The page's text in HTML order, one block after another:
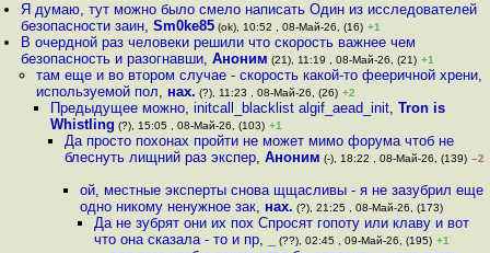
Я думаю, тут можно было смело написать Один из исследователей
безопасности заин,Sm0ke85 (ok), 10:52 , 08-Май-26, (16) +1
В очердной раз человеки решили что скорость важнее чем
безопасность и разогнавши,Аноним (21), 11:19 , 08-Май-26, (21) +1
там еще и во втором случае - скорость какой-то фееричной хрени,
используемой пол, нах. (?), 11:23 , 08-Май-26, (26) +2
Предыдущее можно, initcall_blacklist algif_aead_init, Tron is
Whistling (?), 15:05 , 08-Май-26, (103) +1
Да просто похонах пройти не может мимо форума чтоб не
блеснуть лищний раз экспер,Аноним (-), 18:22 , 08-Май-26, (139) –2
ой, местные эксперты снова щщасливы - я не зазубрил еще
одно никому ненужное зак, нах. (?), 21:25 , 08-Май-26, (173)
Да не зубрят они их пох Спросят гопоту или клаву и вот
что она сказала - то и пр, (??), 02:45 , 09-Май-26, (195) +1